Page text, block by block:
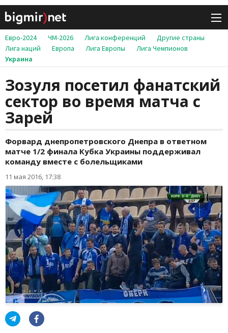
Евро-2024 ЧМ-2026 Лига конференций
Другие страны
Лига наций
Европа Лига Европы
Лига Чемпионов
Украина
Зозуля посетил фанатский
сектор во время матча с
Зарей
Форвард днепропетровского Днепра в ответном
матче 1/2 финала Кубка Украины поддерживал
команду вместе с болельщиками
11 мая 2016, 17:38